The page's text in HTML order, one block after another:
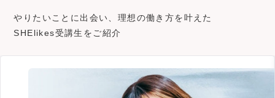
やりたいことに出会い、理想の働き方を叶えた
SHElikes受講生をご紹介